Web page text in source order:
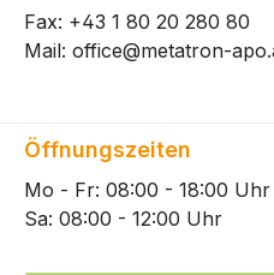
Fax: +43 1 80 20 280 80
Mail: office@metatron-
Öffnungszeiten
Mo - Fr: 08:00 - 18:00 Uhr
Sa: 08:00 - 12:00 Uhr